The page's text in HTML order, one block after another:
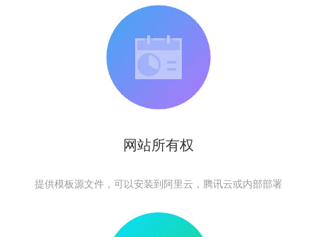
网站所有权
提供模板源文件，可以安装到阿里云，腾讯云或内部部署